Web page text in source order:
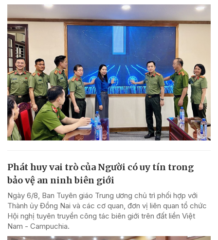
Phát huy vai trò của Người có uy tín trong
bảo vệ an ninh biên giới
Ngày 6/8, Ban Tuyên giáo Trung ương chủ trì phối hợp với
Thành ủy Đồng Nai và các cơ quan, đơn vị liên quan tổ chức
Hội nghị tuyên truyền công tác biên giới trên đất liền Việt
Nam - Campuchia.